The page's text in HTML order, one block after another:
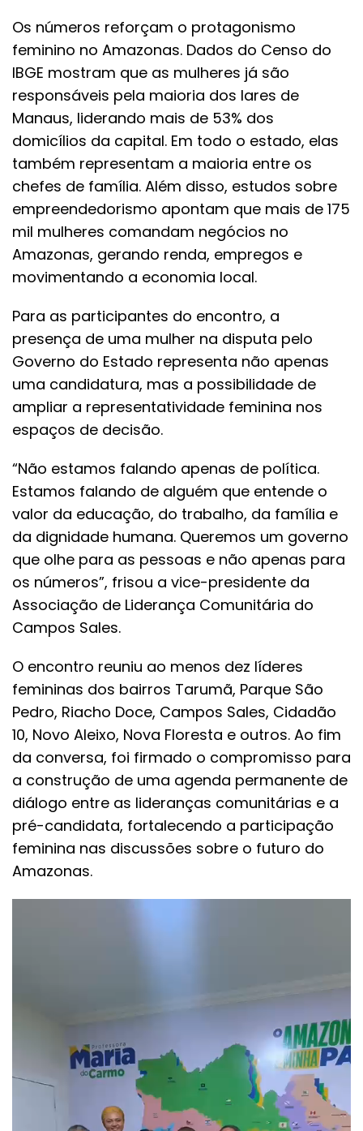
Os números reforçam o protagonismo
feminino no Amazonas. Dados do Censo do
IBGE mostram que as mulheres já são
responsáveis pela maioria dos lares de
Manaus, liderando mais de 53% dos
domicílios da capital. Em todo o estado, elas
também representam a maioria entre os
chefes de família. Além disso, estudos sobre
empreendedorismo apontam que mais de 175
mil mulheres comandam negócios no
Amazonas, gerando renda, empregos e
movimentando a economia local.
Para as participantes do encontro, a
presença de uma mulher na disputa pelo
Governo do Estado representa não apenas
uma candidatura, mas a possibilidade de
ampliar a representatividade feminina nos
espaços de decisão.
“Não estamos falando apenas de política.
Estamos falando de alguém que entende o
valor da educação, do trabalho, da família e
da dignidade humana. Queremos um governo
que olhe para as pessoas e não apenas para
os números”, frisou a vice-presidente da
Associação de Liderança Comunitária do
Campos Sales.
O encontro reuniu ao menos dez líderes
femininas dos bairros Tarumã, Parque São
Pedro, Riacho Doce, Campos Sales, Cidadão
10, Novo Aleixo, Nova Floresta e outros. Ao fim
da conversa, foi firmado o compromisso para
a construção de uma agenda permanente de
diálogo entre as lideranças comunitárias e a
pré-candidata, fortalecendo a participação
feminina nas discussões sobre o futuro do
Amazonas.